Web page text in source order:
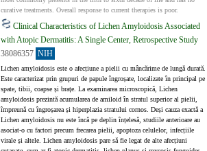
curative treatments. Overall response to current therapies is poor.
Clinical Characteristics of Lichen Amyloidosis Associated
with Atopic Dermatitis: A Single Center, Retrospective Study
38086357 NIH
Lichen amyloidosis este o afecțiune a pielii cu mâncărime de lungă durată.
Este caracterizat prin grupuri de papule îngroșate, localizate în principal pe
spate, tibii, coapse și brațe. La examinarea microscopică, Lichen
amyloidosis prezintă acumularea de amiloid în stratul superior al pielii,
împreună cu îngroșarea și hiperplazia stratului cornos. Deși cauza exactă a
Lichen amyloidosis nu este încă pe deplin înțelesă, studiile anterioare au
asociat-o cu factori precum frecarea pielii, apoptoza celulelor, infecțiile
virale și altele. Lichen amyloidosis pare să fie legat de alte afecțiuni